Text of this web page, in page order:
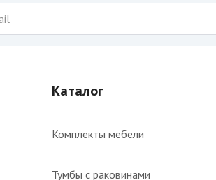
Каталог
Комплекты мебели
Тумбы с раковинами